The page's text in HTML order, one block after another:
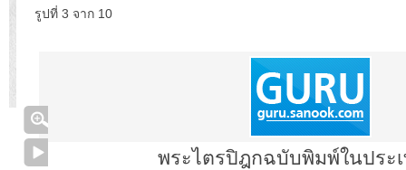
รูปที่ 3 จาก 10
พระไตรปิฎกฉบับพิมพ์ในประ